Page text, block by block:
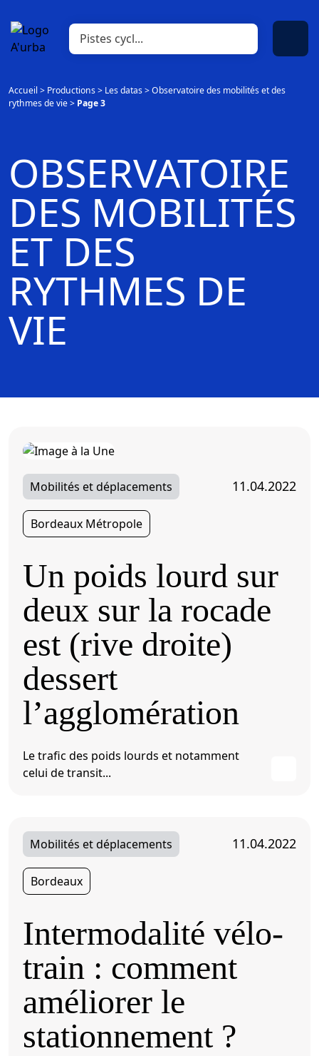
Accueil> Productions> Les datas>Observatoire des mobilités et des
rythmes de vie> Page 3
OBSERVATOIRE
DES MOBILITÉS
ET DES
RYTHMES DE
VIE
Mobilités et déplacements 11.04.2022
Bordeaux Métropole
Un poids lourd sur
deux sur la rocade
est (rive droite)
dessert
l’agglomération
Le trafic des poids lourds et notamment
celui de transit...
Mobilités et déplacements 11.04.2022
Bordeaux
Intermodalité vélo-
train : comment
améliorer le
stationnement ?